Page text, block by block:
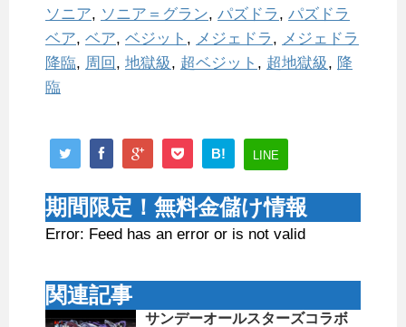
ソニア, ソニア＝グラン, パズドラ , パズドラ
ベア, ベア, ベジット , メジェドラ , メジェドラ
降臨, 周回 , 地獄級, 超ベジット , 超地獄級, 降
臨
B! LINE
期間限定！無料金儲け情報
Error: Feed has an error or is not valid
関連記事
サンデーオールスターズコラボ